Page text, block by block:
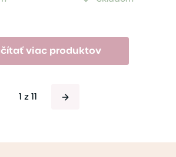
viac produktov
1 z 11